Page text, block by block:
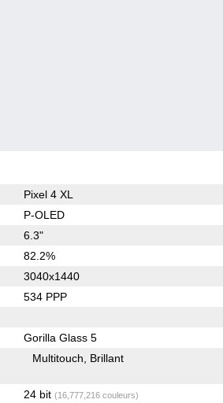
Pixel 4 XL
P-OLED
6.3"
82.2%
3040x1440
534 PPP
Gorilla Glass 5
Multitouch Brillant
24 bit (16,777,216 couleurs)